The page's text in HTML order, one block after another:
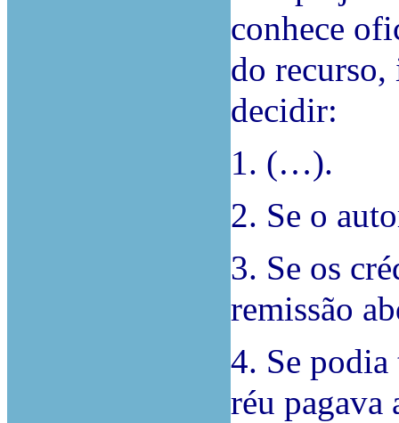
conhece
do recurso,
decidir:
1. (…).
2. Se o
3. Se os
remissão
4. Se
réu pagava